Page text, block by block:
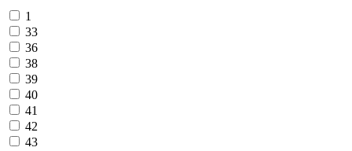
1
33
36
38
39
40
41
42
43